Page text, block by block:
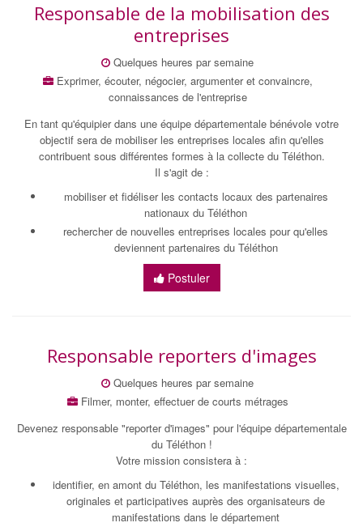
Responsable de la mobilisation des
entreprises
Quelques heures par semaine
Exprimer, écouter, négocier, argumenter et convaincre,
connaissances de l'entreprise
En tant qu'équipier dans une équipe départementale bénévole votre
objectif sera de mobiliser les entreprises locales afin qu'elles
contribuent sous différentes formes à la collecte du Téléthon.
Il s'agit de :
mobiliser et fidéliser les contacts locaux des partenaires
nationaux du Téléthon
rechercher de nouvelles entreprises locales pour qu'elles
deviennent partenaires du Téléthon
Postuler
Responsable reporters d'images
Quelques heures par semaine
Filmer, monter, effectuer de courts métrages
Devenez responsable "reporter d'images" pour l'équipe départementale
du Téléthon !
Votre mission consistera à :
identifier, en amont du Téléthon, les manifestations visuelles,
originales et participatives auprès des organisateurs de
manifestations dans le département